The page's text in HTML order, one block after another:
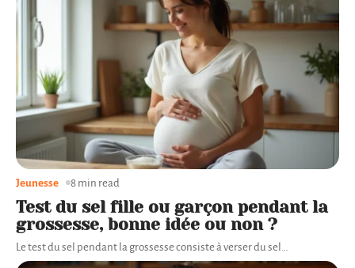
Test du sel fille ou garçon pendant la
grossesse, bonne idée ou non ?
Le test du sel pendant la grossesse consiste à verser du sel
Jeunesse 8 min read